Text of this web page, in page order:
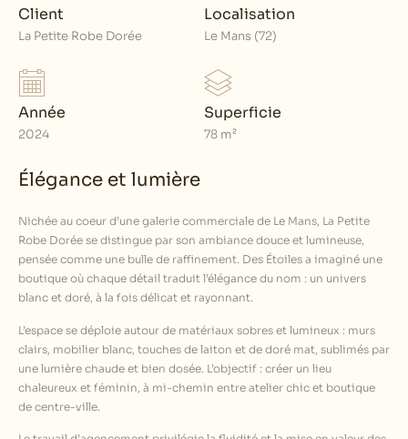
Client
La Petite Robe Dorée
Localisation
Le Mans (72)
Année
2024
Superficie
78 m²
Élégance et lumière
Nichée au coeur d’une galerie commerciale de Le Mans, La Petite
Robe Dorée se distingue par son ambiance douce et lumineuse,
pensée comme une bulle de raffinement. Des Étoiles a imaginé une
boutique où chaque détail traduit l’élégance du nom : un univers
blanc et doré, à la fois délicat et rayonnant.
L’espace se déploie autour de matériaux sobres et lumineux : murs
clairs, mobilier blanc, touches de laiton et de doré mat, sublimés par
une lumière chaude et bien dosée. L’objectif : créer un lieu
chaleureux et féminin, à mi-chemin entre atelier chic et boutique
de centre-ville.